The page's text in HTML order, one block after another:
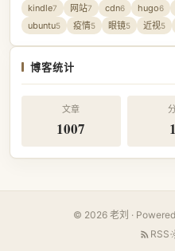
kindle7 网站7 cdn6 hugo6
ubuntu5 疫情5 眼镜5 近视5
博客统计
文章
1007
© 2026 老刘 ·
RSS